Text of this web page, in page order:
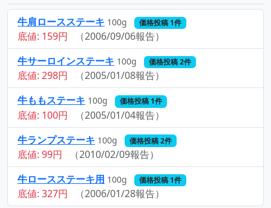
牛肩ロースステーキ 100g 価格投稿 1件
底値: 159円
（2006/09/06報告）
牛サーロインステーキ 100g 価格投稿 2件
底値: 298円
（2005/01/08報告）
牛ももステーキ 100g 価格投稿 1件
底値: 100円
（2005/01/04報告）
牛ランプステーキ 100g 価格投稿 2件
底値: 99円
（2010/02/09報告）
牛ロースステーキ用 100g 価格投稿 1件
底値: 327円 （2006/01/28報告）